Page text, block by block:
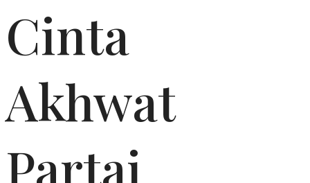
Cinta
Akhwat
Partai